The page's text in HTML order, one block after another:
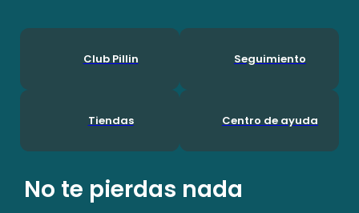
Club Pillin Seguimiento
Tiendas Centro de ayuda
No te pierdas nada